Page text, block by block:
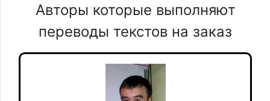
Авторы которые выполняют
переводы текстов на заказ